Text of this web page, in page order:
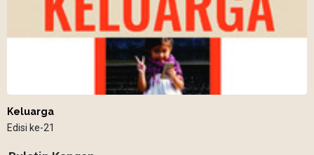
Keluarga
Edisi ke-21